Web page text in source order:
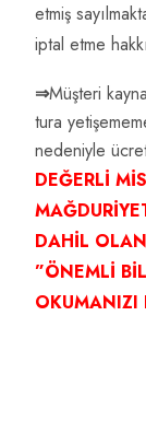
etmiş
iptal etme
⇒Müşteri
tura
nedeniyle
DEĞERLİ
DAHİL
”ÖNEMLİ
OKUMANIZI